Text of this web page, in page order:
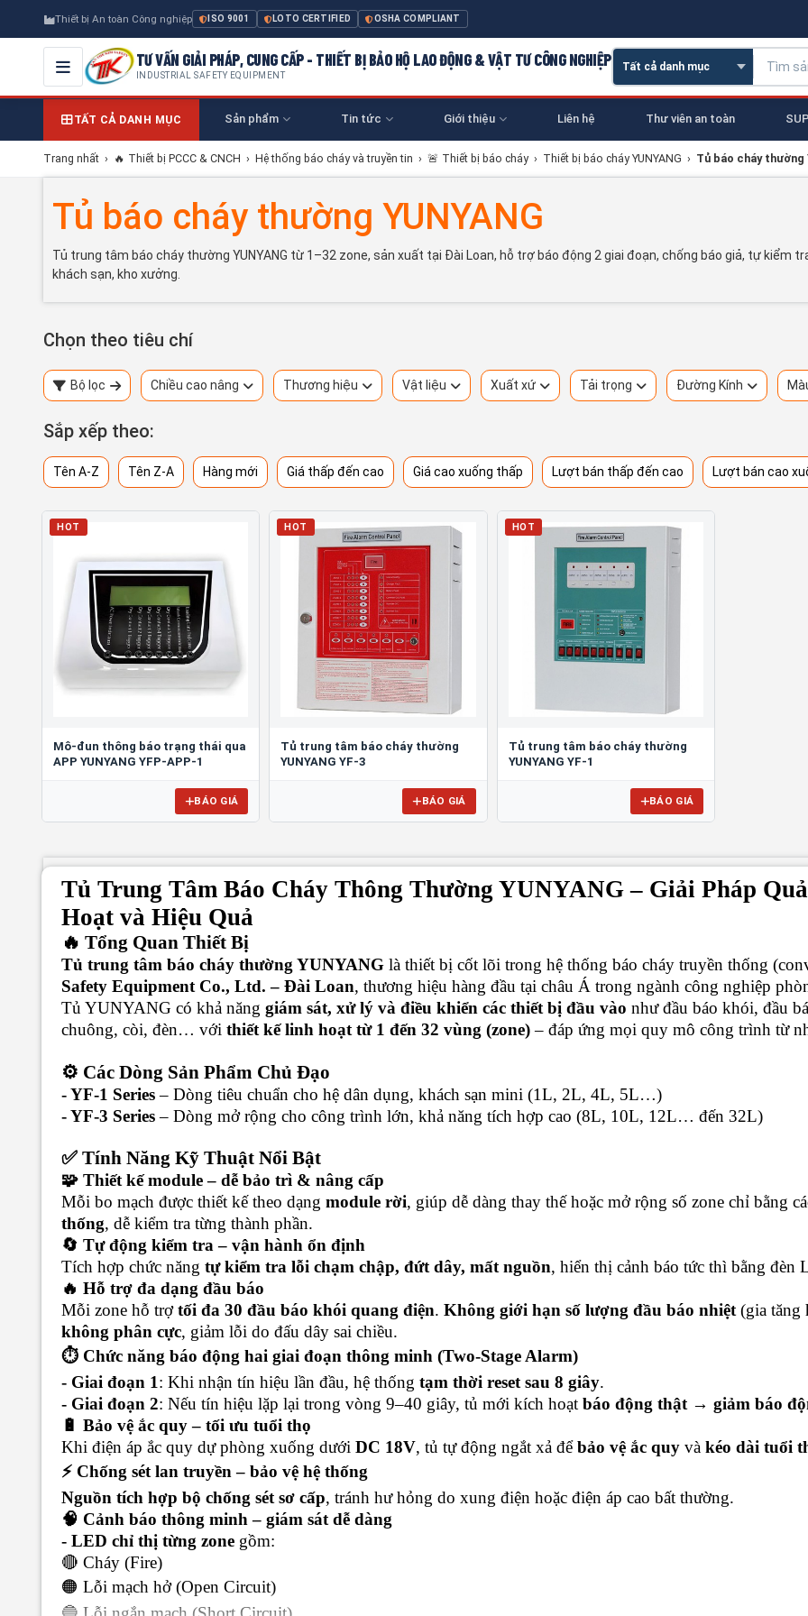
Thiết bị An toàn Công nghiệp ISO 9001 LOTO CERTIFIED OSHA COMPLIANT
TƯ VẤN GIẢI PHÁP, CUNG CẤP - THIẾT BỊ BẢO HỘ LAO ĐỘNG & VẬT TƯ CÔNG NGHIỆP
INDUSTRIAL SAFETY EQUIPMENT
TẤT CẢ DANH MỤC Sản phẩm Tin tức Giới thiệu Liên hệ Thư viên an toàn
Trang nhất › 🔥 Thiết bị PCCC & CNCH › Hệ thống báo cháy và truyền tin › 🚨 Thiết bị báo cháy › Thiết bị báo cháy YUNYANG › Tủ báo cháy thường
Tủ báo cháy thường YUNYANG
Tủ trung tâm báo cháy thường YUNYANG từ 1–32 zone, sản xuất tại Đài Loan, hỗ trợ báo động 2 giai đoạn, chống báo giả, tự kiểm
khách sạn, kho xưởng.
Chọn theo tiêu chí
Bộ lọc Chiều cao nâng Thương hiệu Vật liệu Xuất xứ Tải trọng Đường Kính
Sắp xếp theo:
Tên A-Z Tên Z-A Hàng mới Giá thấp đến cao Giá cao xuống thấp Lượt bán thấp đến cao Lượt bán cao
HOT
Mô-đun thông báo trạng thái qua
APP YUNYANG YFP-APP-1
BÁO GIÁ
HOT
Tủ trung tâm báo cháy thường
YUNYANG YF-3
BÁO GIÁ
HOT
Tủ trung tâm báo cháy thường
YUNYANG YF-1
BÁO GIÁ
Tủ Trung Tâm Báo Cháy Thông Thường YUNYANG – Giải Pháp
Hoạt và Hiệu Quả
🔥 Tổng Quan Thiết Bị
Tủ trung tâm báo cháy thường YUNYANG là thiết bị cốt lõi trong hệ thống báo cháy truyền thống
Safety Equipment Co., Ltd. – Đài Loan, thương hiệu hàng đầu tại châu Á trong ngành công nghiệp
Tủ YUNYANG có khả năng giám sát, xử lý và điều khiển các thiết bị đầu vào như đầu báo khói, đầu
chuông, còi, đèn… với thiết kế linh hoạt từ 1 đến 32 vùng (zone)– đáp ứng mọi quy mô công trình từ
⚙️ Các Dòng Sản Phẩm Chủ Đạo
- YF-1 Series– Dòng tiêu chuẩn cho hệ dân dụng, khách sạn mini (1L, 2L, 4L, 5L…)
- YF-3 Series– Dòng mở rộng cho công trình lớn, khả năng tích hợp cao (8L, 10L, 12L… đến 32L)
✅ Tính Năng Kỹ Thuật Nổi Bật
🧩 Thiết kế module – dễ bảo trì & nâng cấp
Mỗi bo mạch được thiết kế theo dạng module rời, giúp dễ dàng thay thế hoặc mở rộng số zone chỉ bằng
thống, dễ kiểm tra từng thành phần.
🔄 Tự động kiểm tra – vận hành ổn định
Tích hợp chức năng tự kiểm tra lỗi chạm chập, đứt dây, mất nguồn, hiển thị cảnh báo tức thì bằng đèn
🔥 Hỗ trợ đa dạng đầu báo
Mỗi zone hỗ trợtối đa 30 đầu báo khói quang điện. Không giới hạn số lượng đầu báo nhiệt(gia tăng
không phân cực, giảm lỗi do đấu dây sai chiều.
⏱️ Chức năng báo động hai giai đoạn thông minh (Two-Stage Alarm)
- Giai đoạn 1: Khi nhận tín hiệu lần đầu, hệ thống tạm thời reset sau 8 giây.
- Giai đoạn 2: Nếu tín hiệu lặp lại trong vòng 9–40 giây, tủ mới kích hoạt báo động thật→ giảm báo
🔋 Bảo vệ ắc quy – tối ưu tuổi thọ
Khi điện áp ắc quy dự phòng xuống dưới DC 18V, tủ tự động ngắt xả đểbảo vệ ắc quy và kéo dài tuổi
⚡ Chống sét lan truyền – bảo vệ hệ thống
Nguồn tích hợp bộ chống sét sơ cấp, tránh hư hỏng do xung điện hoặc điện áp cao bất thường.
🧠 Cảnh báo thông minh – giám sát dễ dàng
- LED chỉ thị từng zone gồm:
🔴 Cháy (Fire)
🟠 Lỗi mạch hở (Open Circuit)